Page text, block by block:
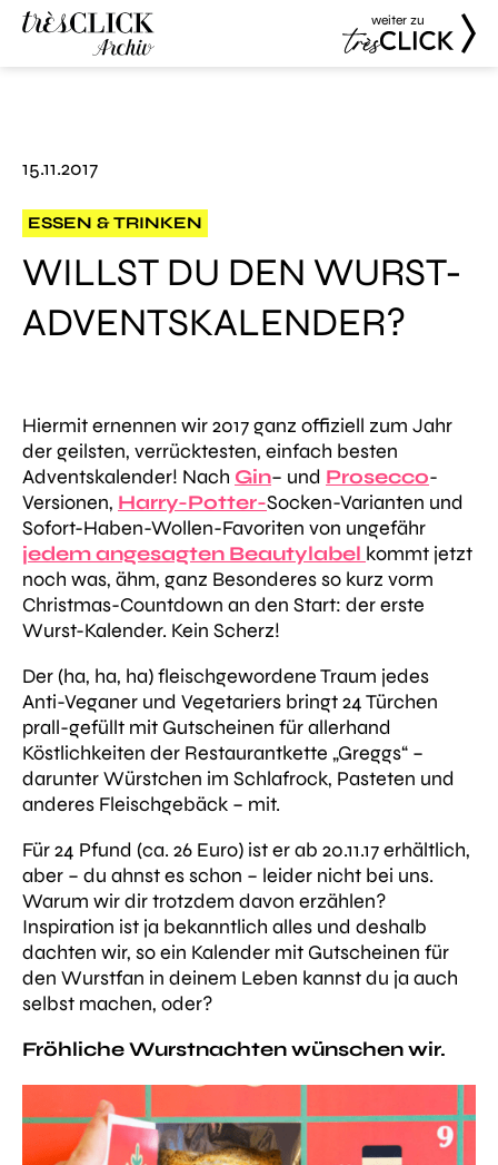
weiter zu
15.11.2017
ESSEN & TRINKEN
WILLST DU DEN WURST-
ADVENTSKALENDER?
Hiermit ernennen wir 2017 ganz offiziell zum Jahr
der geilsten, verrücktesten, einfach besten
Adventskalender! Nach Gin– und Prosecco-
Versionen, Harry-Potter-Socken-Varianten und
Sofort-Haben-Wollen-Favoriten von ungefähr
jedem angesagten Beautylabel kommt jetzt
noch was, ähm, ganz Besonderes so kurz vorm
Christmas-Countdown an den Start: der erste
Wurst-Kalender. Kein Scherz!
Der (ha, ha, ha) fleischgewordene Traum jedes
Anti-Veganer und Vegetariers bringt 24 Türchen
prall-gefüllt mit Gutscheinen für allerhand
Köstlichkeiten der Restaurantkette „Greggs“ –
darunter Würstchen im Schlafrock, Pasteten und
anderes Fleischgebäck – mit.
Für 24 Pfund (ca. 26 Euro) ist er ab 20.11.17 erhältlich,
aber – du ahnst es schon – leider nicht bei uns.
Warum wir dir trotzdem davon erzählen?
Inspiration ist ja bekanntlich alles und deshalb
dachten wir, so ein Kalender mit Gutscheinen für
den Wurstfan in deinem Leben kannst du ja auch
selbst machen, oder?
Fröhliche Wurstnachten wünschen wir.